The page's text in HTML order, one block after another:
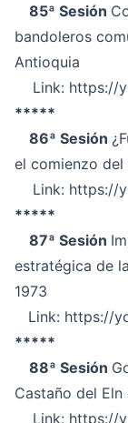
85ª Sesión
bandoleros
Antioquia
Link: https://
*****
86ª Sesión
el comienzo
Link: https://
*****
87ª Sesión
estratégica de
1973
Link: https://
*****
88ª Sesión
Castaño del Eln
Link: https://